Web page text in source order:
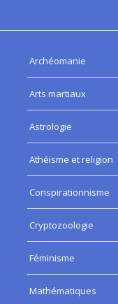
Archéomanie
Arts martiaux
Astrologie
Athéisme et religion
Conspirationnisme
Cryptozoologie
Féminisme
Mathématiques